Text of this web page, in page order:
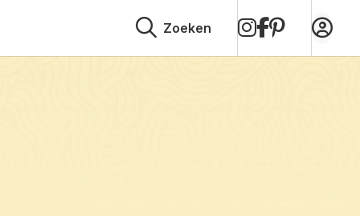
Zoeken
op
Instagram
op
Facebook
op
Pinterest